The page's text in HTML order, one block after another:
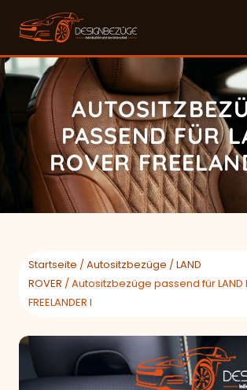
PASSEND FÜR
ROVER
Startseite /Autositzbezüge /LAND
ROVER / Autositzbezüge passend für LAND
FREELANDER I